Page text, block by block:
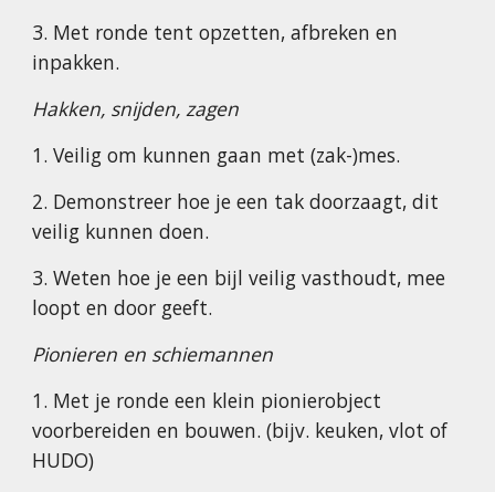
3. Met ronde tent opzetten, afbreken en
inpakken.
Hakken, snijden, zagen
1. Veilig om kunnen gaan met (zak-)mes.
2. Demonstreer hoe je een tak doorzaagt, dit
veilig kunnen doen.
3. Weten hoe je een bijl veilig vasthoudt, mee
loopt en door geeft.
Pionieren en schiemannen
1. Met je ronde een klein pionierobject
voorbereiden en bouwen. (bijv. keuken, vlot of
HUDO)